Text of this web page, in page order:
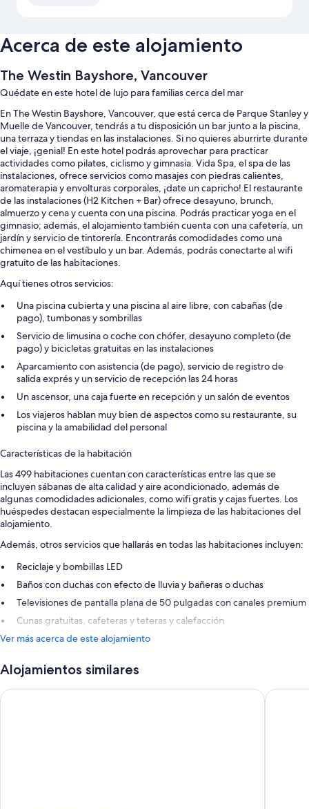
Acerca de este alojamiento
The Westin Bayshore, Vancouver
Quédate en este hotel de lujo para familias cerca del mar
En The Westin Bayshore, Vancouver, que está cerca de Parque Stanley y
Muelle de Vancouver, tendrás a tu disposición un bar junto a la piscina,
una terraza y tiendas en las instalaciones. Si no quieres aburrirte durante
el viaje, ¡genial! En este hotel podrás aprovechar para practicar
actividades como pilates, ciclismo y gimnasia. Vida Spa, el spa de las
instalaciones, ofrece servicios como masajes con piedras calientes,
aromaterapia y envolturas corporales, ¡date un capricho! El restaurante
de las instalaciones (H2 Kitchen + Bar) ofrece desayuno, brunch,
almuerzo y cena y cuenta con una piscina. Podrás practicar yoga en el
gimnasio; además, el alojamiento también cuenta con una cafetería, un
jardín y servicio de tintorería. Encontrarás comodidades como una
chimenea en el vestíbulo y un bar. Además, podrás conectarte al wifi
gratuito de las habitaciones.
Aquí tienes otros servicios:
Una piscina cubierta y una piscina al aire libre, con cabañas (de
pago), tumbonas y sombrillas
Servicio de limusina o coche con chófer, desayuno completo (de
pago) y bicicletas gratuitas en las instalaciones
Aparcamiento con asistencia (de pago), servicio de registro de
salida exprés y un servicio de recepción las 24 horas
Un ascensor, una caja fuerte en recepción y un salón de eventos
Los viajeros hablan muy bien de aspectos como su restaurante, su
piscina y la amabilidad del personal
Características de la habitación
Las 499 habitaciones cuentan con características entre las que se
incluyen sábanas de alta calidad y aire acondicionado, además de
algunas comodidades adicionales, como wifi gratis y cajas fuertes. Los
huéspedes destacan especialmente la limpieza de las habitaciones del
alojamiento.
Además, otros servicios que hallarás en todas las habitaciones incluyen:
Reciclaje y bombillas LED
Baños con duchas con efecto de lluvia y bañeras o duchas
Televisiones de pantalla plana de 50 pulgadas con canales premium
Cunas gratuitas, cafeteras y teteras y calefacción
Ver más acerca de este alojamiento
Alojamientos similares
Pinnacle Hotel Harbourfront Hyatt